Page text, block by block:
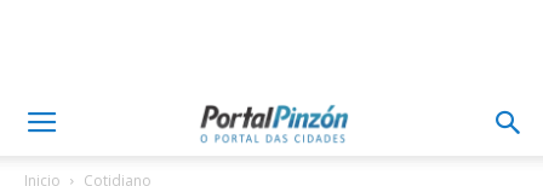
Inicio Cotidiano